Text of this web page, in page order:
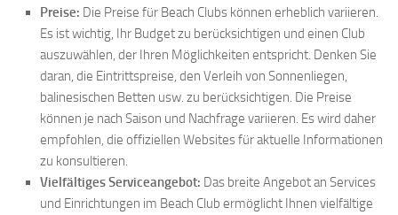
Preise: Die Preise für Beach Clubs können erheblich variieren.
Es ist wichtig, Ihr Budget zu berücksichtigen und einen Club
auszuwählen, der Ihren Möglichkeiten entspricht. Denken Sie
daran, die Eintrittspreise, den Verleih von Sonnenliegen,
balinesischen Betten usw. zu berücksichtigen. Die Preise
können je nach Saison und Nachfrage variieren. Es wird daher
empfohlen, die offiziellen Websites für aktuelle Informationen
zu konsultieren.
Vielfältiges Serviceangebot: Das breite Angebot an Services
und Einrichtungen im Beach Club ermöglicht Ihnen vielfältige